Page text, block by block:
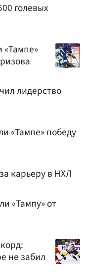
голевых
«Тампе»
лидерство
«Тампе» победу
карьеру в НХЛ
«Тампу» от
не забил